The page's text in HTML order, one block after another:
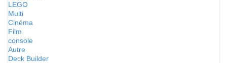
LEGO
Multi
Cinéma
Film
console
Autre
Deck Builder